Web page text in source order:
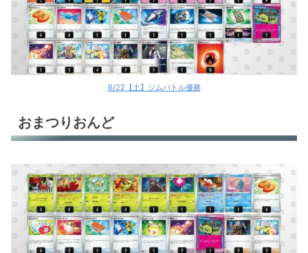
6/22【土】ジムバトル優勝
おまつりおんど